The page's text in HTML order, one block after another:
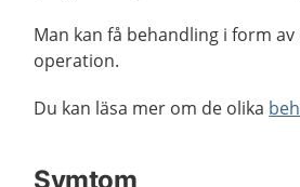
Man kan få behandling i form
operation.
Du kan läsa mer om de olika
Symtom